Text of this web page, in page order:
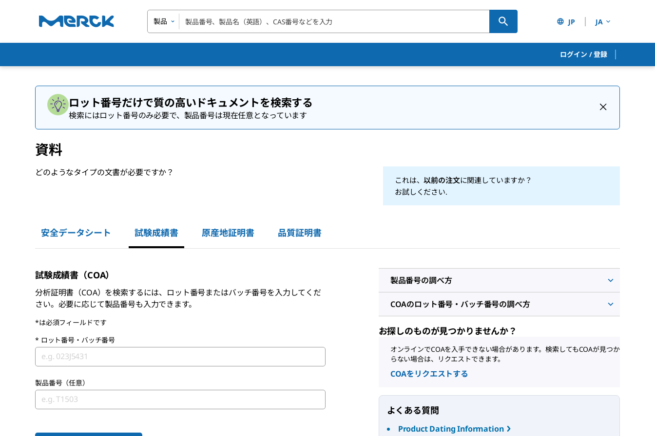
製品 JP JA
ログイン / 登録
ロット番号だけで質の高いドキュメントを検索する
検索にはロット番号のみ必要で、製品番号は現在任意となっています
資料
どのようなタイプの文書が必要ですか？
これは、以前の注文に関連していますか？
お試しください.
安全データシート 試験成績書 原産地証明書 品質証明書
試験成績書（COA）
分析証明書（COA）を検索するには、ロット番号またはバッチ番号を入力してくだ
さい。必要に応じて製品番号も入力できます。
*は必須フィールドです
* ロット番号・バッチ番号
製品番号（任意）
製品番号の調べ方
COAのロット番号・バッチ番号の調べ方
お探しのものが見つかりませんか？
オンラインでCOAを入手できない場合があります。検索してもCOAが見つか
らない場合は、リクエストできます。
COAをリクエストする
よくある質問
Product Dating Information